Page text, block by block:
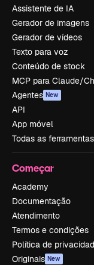
Assistente de IA
Gerador de imagens
Gerador de vídeos
Texto para voz
Conteúdo de stock
MCP para Claude/
Agentes New
API
App móvel
Todas as ferramentas
Começar
Academy
Documentação
Atendimento
Termos e condições
Política de
Originais New